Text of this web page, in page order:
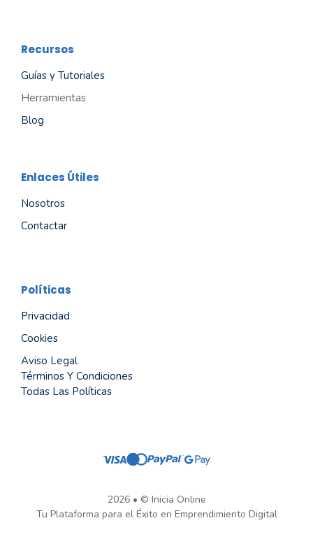
Recursos
Guías y Tutoriales
Herramientas
Blog
Enlaces Útiles
Nosotros
Contactar
Políticas
Privacidad
Cookies
Aviso Legal
Términos Y Condiciones
Todas Las Políticas
2026 • © Inicia Online
Tu Plataforma para el Éxito en Emprendimiento Digital